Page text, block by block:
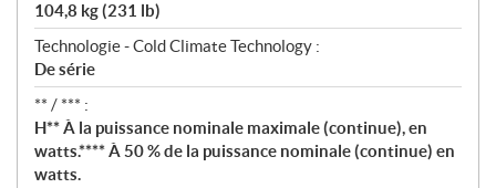
104,8 kg (231 lb)
Technologie - Cold Climate Technology :
De série
** / *** :
H** À la puissance nominale maximale (continue), en
watts.**** À 50 % de la puissance nominale (continue) en
watts.